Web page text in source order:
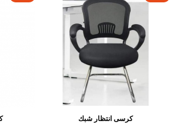
كرسى انتظار شبك